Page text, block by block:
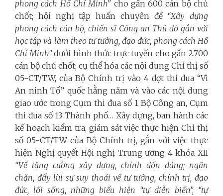
phong cách Hồ Chí Minh" cho gần 600 cán bộ chủ
chốt; hội nghị tập huấn chuyên đề “Xây dựng
phong cách cán bộ, chiến sĩ Công an Thủ đô gắn với
học tập và làm theo tư tưởng, đạo đức, phong cách Hồ
Chí Minh”dưới hình thức trực tuyến cho gần 2.700
cán bộ chủ chốt; cụ thể hóa các nội dung Chỉ thị số
05-CT/TW, của Bộ Chính trị vào 4 đợt thi đua “Vì
An ninh Tổ” quốc hằng năm và vào các nội dung
giao ước trong Cụm thi đua số 1 Bộ Công an, Cụm
thi đua số 13 Thành phố… Xây dựng, ban hành các
kế hoạch kiểm tra, giám sát việc thực hiện Chỉ thị
số 05-CT/TW của Bộ Chính trị, gắn với việc thực
hiện Nghị quyết Hội nghị Trung ương 4 khóa XII
“Về tăng cường xây dựng, chỉnh đốn đảng; ngăn
chặn, đẩy lùi sự suy thoái về tư tưởng, chính trị, đạo
đức, lối sống, những biểu hiện “tự diễn biến”, “tự